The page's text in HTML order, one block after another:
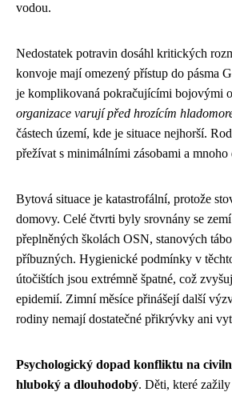
vodou.
Nedostatek potravin dosáhl kritických
konvoje mají omezený přístup do pásma
je komplikovaná pokračujícími bojovými
organizace varují před hrozícím
částech území, kde je situace nejhorší.
přežívat s minimálními zásobami a
Bytová situace je katastrofální, protože
domovy. Celé čtvrti byly srovnány se
přeplněných školách OSN, stanových
příbuzných. Hygienické podmínky v
útočištích jsou extrémně špatné, což
epidemií. Zimní měsíce přinášejí další
rodiny nemají dostatečné přikrývky ani
Psychologický dopad konfliktu na
hluboký a dlouhodobý. Děti, které